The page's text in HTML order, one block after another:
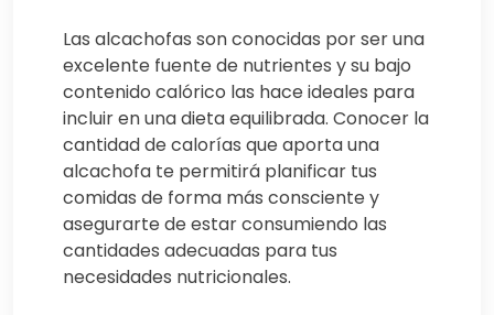
Las alcachofas son conocidas por ser una
excelente fuente de nutrientes y su bajo
contenido calórico las hace ideales para
incluir en una dieta equilibrada. Conocer la
cantidad de calorías que aporta una
alcachofa te permitirá planificar tus
comidas de forma más consciente y
asegurarte de estar consumiendo las
cantidades adecuadas para tus
necesidades nutricionales.